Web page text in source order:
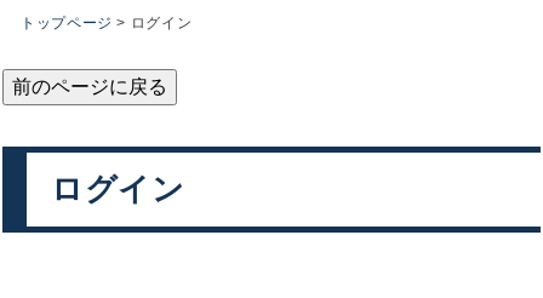
トップページ ログイン
前のページに戻る
ログイン